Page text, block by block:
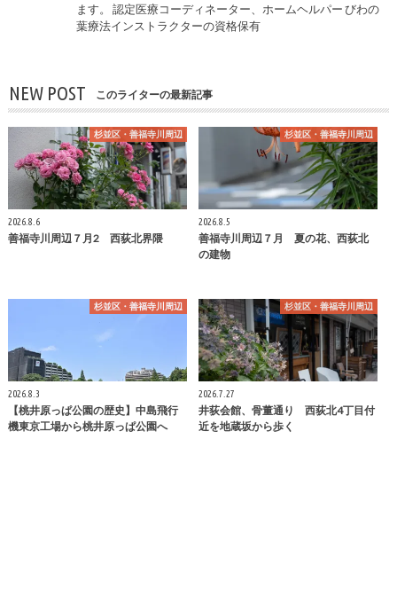
ます。 認定医療コーディネーター、ホームヘルパー びわの
葉療法インストラクターの資格保有
NEW POST このライターの最新記事
杉並区・善福寺川周辺
2026.8.6
善福寺川周辺７月2 西荻北界隈
杉並区・善福寺川周辺
2026.8.5
善福寺川周辺７月 夏の花、西荻北
の建物
杉並区・善福寺川周辺
2026.8.3
【桃井原っぱ公園の歴史】中島飛行
機東京工場から桃井原っぱ公園へ
杉並区・善福寺川周辺
2026.7.27
井荻会館、骨董通り 西荻北4丁目付
近を地蔵坂から歩く